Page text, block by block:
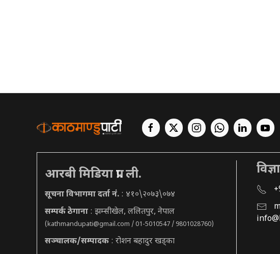
आरबी मिडिया प्रा. ली.
सूचना विभागमा दर्ता नं. : ४१०\२०७३\०७४
सम्पर्क ठेगाना : झम्सीखेल, ललितपुर, नेपाल
(kathmandupati@gmail.com / 01-5010547 / 9801028760)
सञ्चालक/सम्पादक : रोशन बहादुर खड्का